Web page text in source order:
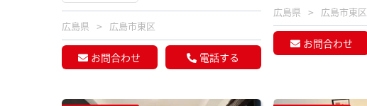
広島県 広島市東区
お問合わせ 電話する
広島県 広島市東区
お問合わせ